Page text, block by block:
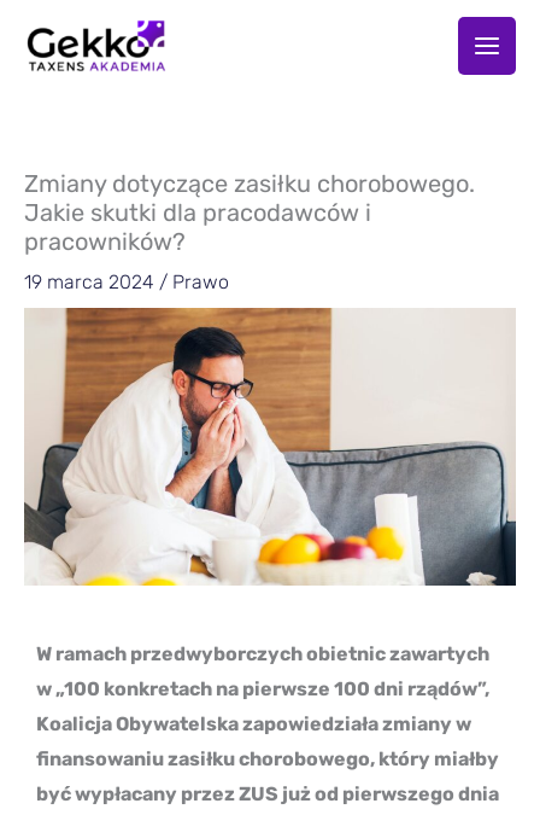
Zmiany dotyczące zasiłku chorobowego.
Jakie skutki dla pracodawców i
pracowników?
19 marca 2024 / Prawo
W ramach przedwyborczych obietnic zawartych
w „100 konkretach na pierwsze 100 dni rządów”,
Koalicja Obywatelska zapowiedziała zmiany w
finansowaniu zasiłku chorobowego, który miałby
być wypłacany przez ZUS już od pierwszego dnia